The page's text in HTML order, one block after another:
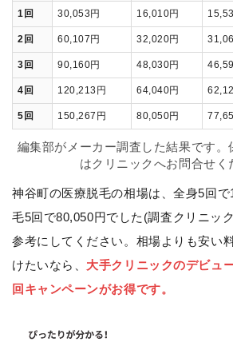
1回 30,053円 16,010円
2回 60,107円 32,020円
3回 90,160円 48,030円
4回 120,213円 64,040円
5回 150,267円 80,050円
編集部がメーカー調査した結果です。
はクリニックへお問合せく
神谷町の医療脱毛の相場は、全身5回
毛5回で80,050円でした(調査クリニッ
参考にしてください。相場よりも安い
けたいなら、 大手クリニックのデビュ
回キャンペーンがお得です。